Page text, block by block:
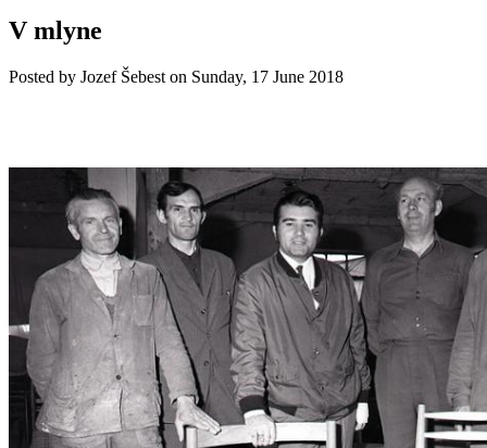
V mlyne
Posted by Jozef Šebest on Sunday, 17 June 2018